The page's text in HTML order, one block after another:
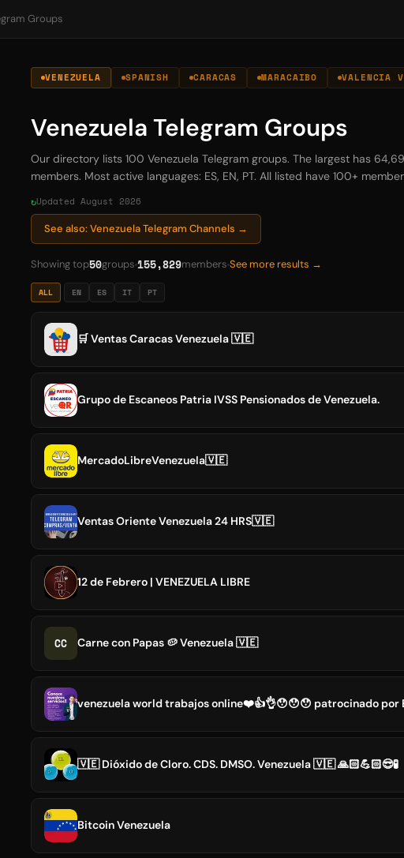
Groups
VENEZUELA SPANISH CARACAS MARACAIBO VALENCIA
Venezuela Telegram Groups
Our directory lists 100 Venezuela Telegram groups. The largest has
members. Most active languages: ES, EN, PT. All listed have 100+
Updated August 2026
See also: Venezuela Telegram Channels →
Showing top50groups 155,829members See more results →
ALL EN ES IT PT
🛒 Ventas Caracas Venezuela 🇻🇪
Grupo de Escaneos Patria IVSS Pensionados de Venezuela.
MercadoLibreVenezuela🇻🇪
Ventas Oriente Venezuela 24 HRS🇻🇪
12 de Febrero | VENEZUELA LIBRE
CC Carne con Papas 🥔 Venezuela 🇻🇪
🇻🇪 Dióxido de Cloro. CDS. DMSO. Venezuela 🇻🇪 🙏🏻💪🏻😎🧪
Bitcoin Venezuela